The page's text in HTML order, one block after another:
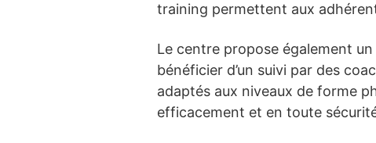
training permettent aux
Le centre propose également
bénéficier d’un suivi par des
adaptés aux niveaux de forme
efficacement et en toute